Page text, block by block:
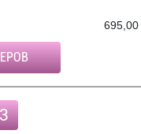
695,00